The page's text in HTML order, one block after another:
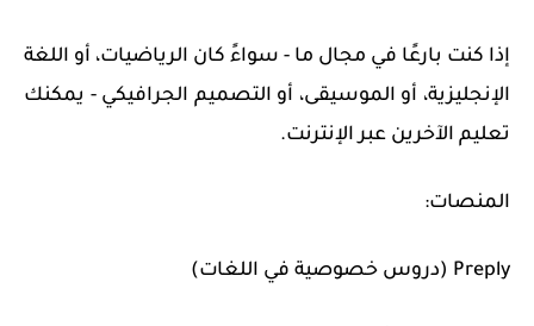
إذا كنت بارعًا في مجال ما - سواءً كان الرياضيات، أو اللغة
الإنجليزية، أو الموسيقى، أو التصميم الجرافيكي - يمكنك
تعليم الآخرين عبر الإنترنت.
المنصات:
Preply (دروس خصوصية في اللغات)